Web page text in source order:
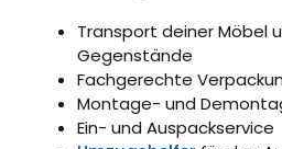
Transport deiner Möbel
Gegenstände
Fachgerechte
Montage- und
Ein- und Auspackservice